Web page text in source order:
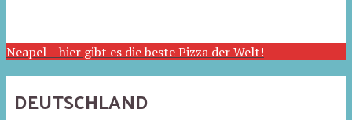
Neapel – hier gibt es die beste Pizza der Welt!
DEUTSCHLAND